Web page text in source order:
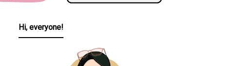
Hi, everyone!